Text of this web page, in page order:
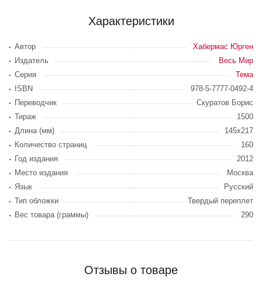
Характеристики
Автор
Хабермас Юрген
Издатель
Весь Мир
Серия
Тема
ISBN
978-5-7777-0492-4
Переводчик
Скуратов Борис
Тираж
1500
Длина (мм)
145х217
Количество страниц
160
Год издания
2012
Место издания
Москва
Язык
Русский
Тип обложки
Твердый переплет
Вес товара (граммы)
290
Отзывы о товаре